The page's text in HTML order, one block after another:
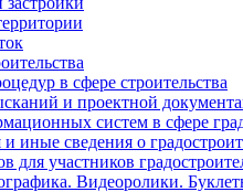
в сфере строительства
и проектной
систем в сфере
иные сведения о
участников
Видеоролики.